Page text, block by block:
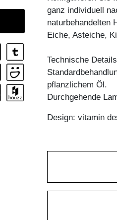
ganz individuell
naturbehandelten
Eiche, Asteiche,
Technische
pflanzlichem Öl.
Durchgehende
Design: vitamin